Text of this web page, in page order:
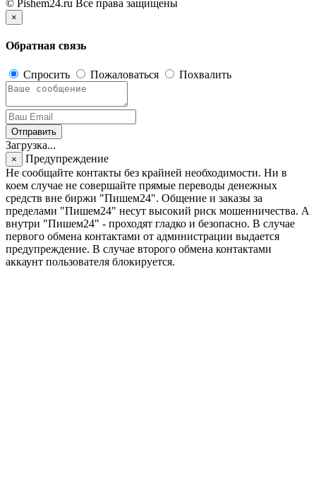
© Pishem24.ru Все права защищены
×
Обратная связь
Спросить Пожаловаться Похвалить
Отправить
Загрузка...
×
Предупреждение
Не сообщайте контакты без крайней необходимости. Ни в
коем случае не совершайте прямые переводы денежных
средств вне биржи "Пишем24". Общение и заказы за
пределами "Пишем24" несут высокий риск мошенничества. А
внутри "Пишем24" - проходят гладко и безопасно. В случае
первого обмена контактами от администрации выдается
предупреждение. В случае второго обмена контактами
аккаунт пользователя блокируется.